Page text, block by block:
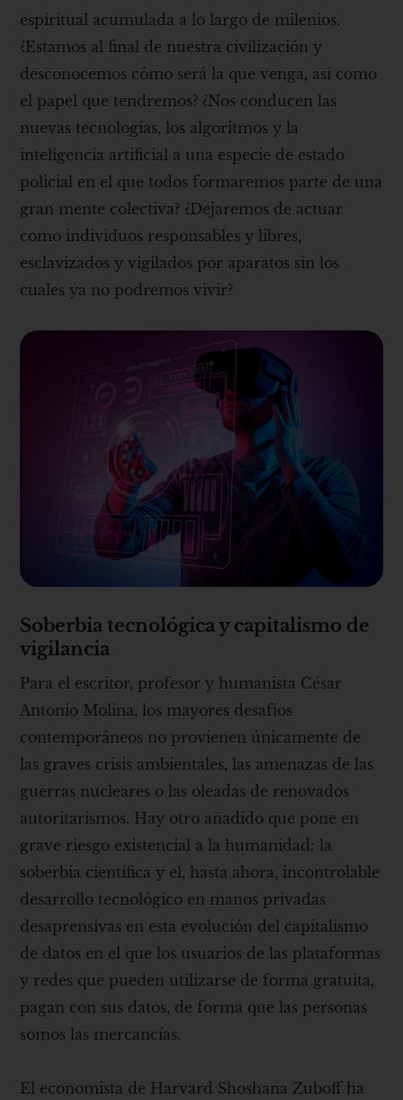
espiritual acumulada a lo largo de milenios.
¿Estamos al final de nuestra civilización y
desconocemos cómo será la que venga, así como
el papel que tendremos? ¿Nos conducen las
nuevas tecnologías, los algoritmos y la
inteligencia artificial a una especie de estado
policial en el que todos formaremos parte de una
gran mente colectiva? ¿Dejaremos de actuar
como individuos responsables y libres,
esclavizados y vigilados por aparatos sin los
cuales ya no podremos vivir?
Soberbia tecnológica y capitalismo de
vigilancia
Para el escritor, profesor y humanista César
Antonio Molina, los mayores desafíos
contemporáneos no provienen únicamente de
las graves crisis ambientales, las amenazas de las
guerras nucleares o las oleadas de renovados
autoritarismos. Hay otro añadido que pone en
grave riesgo existencial a la humanidad: la
soberbia científica y el, hasta ahora, incontrolable
desarrollo tecnológico en manos privadas
desaprensivas en esta evolución del capitalismo
de datos en el que los usuarios de las plataformas
y redes que pueden utilizarse de forma gratuita,
pagan con sus datos, de forma que las personas
somos las mercancías.
El economista de Harvard Shoshana Zuboff ha